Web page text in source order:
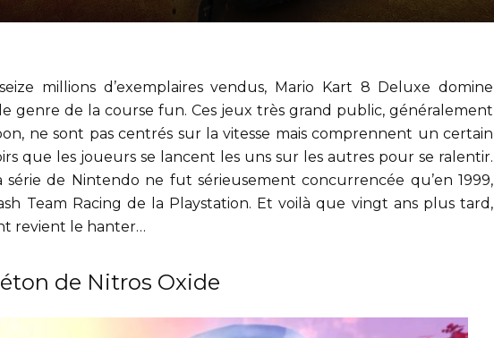
millions d’exemplaires vendus, Mario Kart 8 Deluxe domine
genre de la course fun. Ces jeux très grand public, généralement
ne sont pas centrés sur la vitesse mais comprennent un certain
que les joueurs se lancent les uns sur les autres pour se ralentir.
série de Nintendo ne fut sérieusement concurrencée qu’en 1999,
Team Racing de la Playstation. Et voilà que vingt ans plus tard,
revient le hanter…
de Nitros Oxide